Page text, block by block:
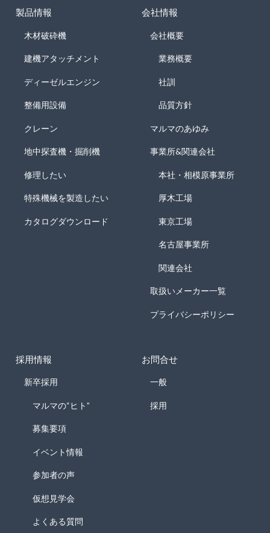
製品情報
木材破砕機
建機アタッチメント
ディーゼルエンジン
整備用設備
クレーン
地中探査機・掘削機
修理したい
特殊機械を製造したい
カタログダウンロード
会社情報
会社概要
業務概要
社訓
品質方針
マルマのあゆみ
事業所&関連会社
本社・相模原事業所
厚木工場
東京工場
名古屋事業所
関連会社
取扱いメーカー一覧
プライバシーポリシー
採用情報
新卒採用
マルマの“ヒト”
募集要項
イベント情報
参加者の声
仮想見学会
よくある質問
お問合せ
一般
採用